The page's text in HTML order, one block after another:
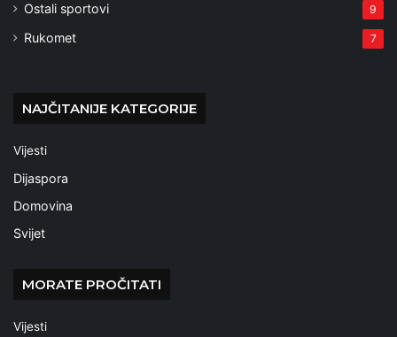
Ostali sportovi 9
Rukomet 7
NAJČITANIJE KATEGORIJE
Vijesti
Dijaspora
Domovina
Svijet
MORATE PROČITATI
Vijesti